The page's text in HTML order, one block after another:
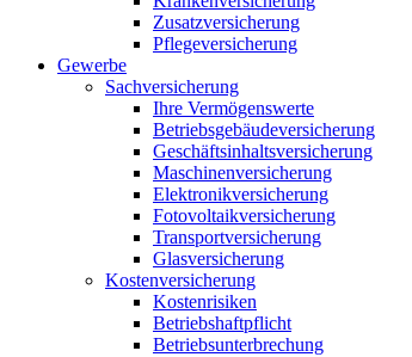
Zusatzversicherung
Pflegeversicherung
Gewerbe
Sachversicherung
Ihre Vermögenswerte
Betriebsgebäudeversicherung
Geschäftsinhaltsversicherung
Maschinenversicherung
Elektronikversicherung
Fotovoltaikversicherung
Transportversicherung
Glasversicherung
Kostenversicherung
Kostenrisiken
Betriebshaftpflicht
Betriebsunterbrechung